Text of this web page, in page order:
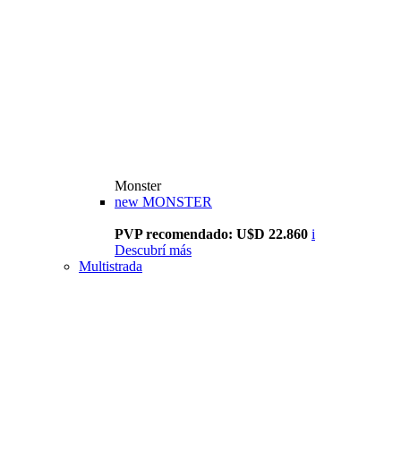
Monster
new MONSTER
PVP recomendado: U$D 22.860 i
Descubrí más
Multistrada